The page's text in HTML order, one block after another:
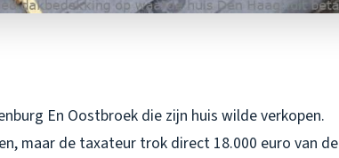
En Oostbroek die zijn huis wilde verkopen.
maar de taxateur trok direct 18.000 euro van de